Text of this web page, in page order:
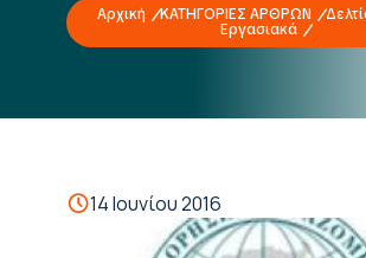
Αρχική ΚΑΤΗΓΟΡΙΕΣ ΑΡΘΡΩΝ
Εργασιακά
14 Ιουνίου 2016